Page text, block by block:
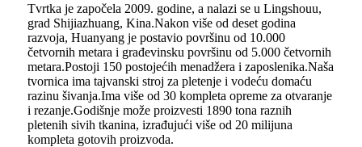
Tvrtka je započela 2009. godine, a nalazi se u Lingshouu,
grad Shijiazhuang, Kina.Nakon više od deset godina
razvoja, Huanyang je postavio površinu od 10.000
četvornih metara i građevinsku površinu od 5.000 četvornih
metara.Postoji 150 postojećih menadžera i zaposlenika.Naša
tvornica ima tajvanski stroj za pletenje i vodeću domaću
razinu šivanja.Ima više od 30 kompleta opreme za otvaranje
i rezanje.Godišnje može proizvesti 1890 tona raznih
pletenih sivih tkanina, izrađujući više od 20 milijuna
kompleta gotovih proizvoda.